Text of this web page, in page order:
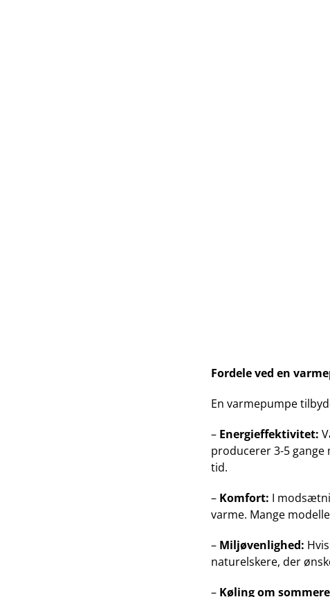
Fordele ved en
En varmepumpe
– Energieffektivitet:
producerer 3-5
tid.
– Komfort: I
varme. Mange
– Miljøvenlighed:
naturelskere, der
– Køling om